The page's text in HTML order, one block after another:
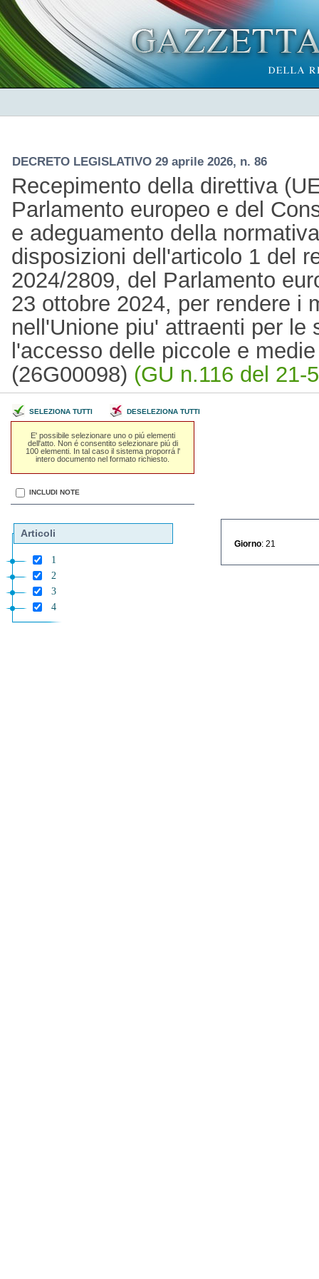
DECRETO LEGISLATIVO 29 aprile 2026, n. 86
Recepimento della direttiva
Parlamento europeo e del
e adeguamento della
disposizioni dell'articolo 1 del
2024/2809, del Parlamento
23 ottobre 2024, per rendere i
nell'Unione piu' attraenti per le
l'accesso delle piccole e
(26G00098) (GU n.116 del 21-
SELEZIONA TUTTI DESELEZIONA TUTTI
E' possibile selezionare uno o piú elementi
dell'atto. Non é consentito selezionare piú di
100 elementi. In tal caso il sistema proporrá l'
intero documento nel formato richiesto.
INCLUDI NOTE
Articoli
1
2
3
4
Giorno : 21